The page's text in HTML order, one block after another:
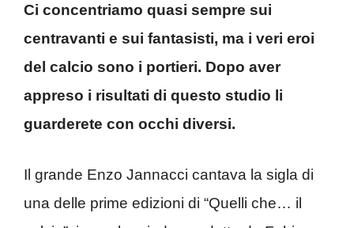
Ci concentriamo quasi sempre sui
centravanti e sui fantasisti, ma i veri eroi
del calcio sono i portieri. Dopo aver
appreso i risultati di questo studio li
guarderete con occhi diversi.
Il grande Enzo Jannacci cantava la sigla di
una delle prime edizioni di “Quelli che… il